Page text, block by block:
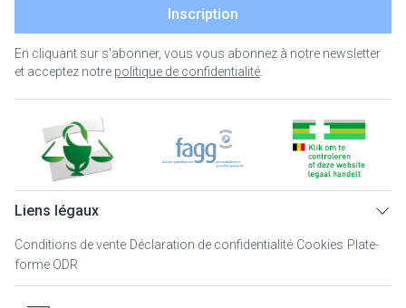
Inscription
En cliquant sur s'abonner, vous vous abonnez à notre newsletter
et acceptez notre politique de confidentialité
Liens légaux
Conditions de vente Déclaration de confidentialité Cookies Plate-
forme ODR